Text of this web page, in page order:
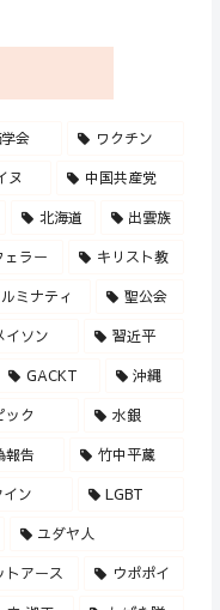
会 ワクチン
ヌ 中国共産党
北海道 出雲族
ェラー キリスト教
ミナティ 聖公会
イソン 習近平
GACKT 沖縄
ック 水銀
報告 竹中平蔵
ン LGBT
ユダヤ人
トアース ウポポイ